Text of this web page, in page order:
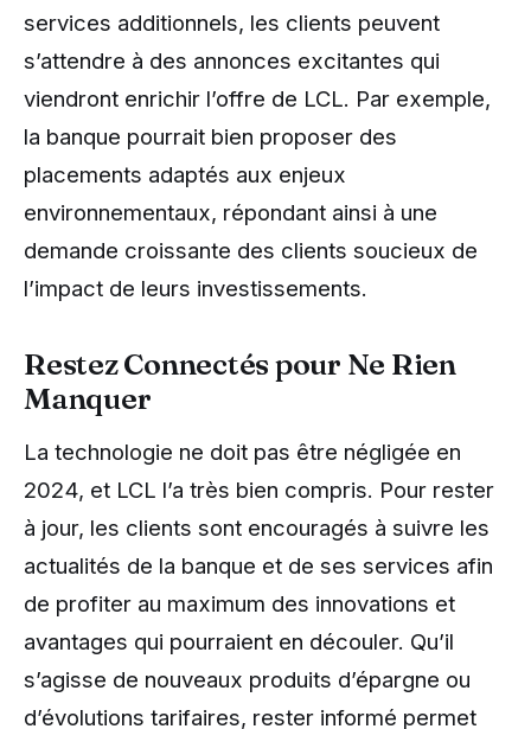
services additionnels, les clients peuvent
s’attendre à des annonces excitantes qui
viendront enrichir l’offre de LCL. Par exemple,
la banque pourrait bien proposer des
placements adaptés aux enjeux
environnementaux, répondant ainsi à une
demande croissante des clients soucieux de
l’impact de leurs investissements.
Restez Connectés pour Ne Rien
Manquer
La technologie ne doit pas être négligée en
2024, et LCL l’a très bien compris. Pour rester
à jour, les clients sont encouragés à suivre les
actualités de la banque et de ses services afin
de profiter au maximum des innovations et
avantages qui pourraient en découler. Qu’il
s’agisse de nouveaux produits d’épargne ou
d’évolutions tarifaires, rester informé permet